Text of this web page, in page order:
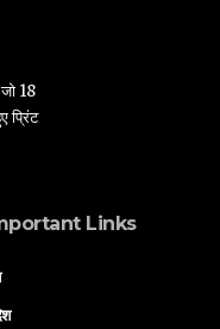
18
प्रिंट
Links